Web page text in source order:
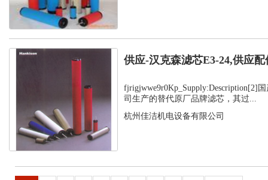
供应-汉克森滤芯E3-24,供应配
fjrigjwwe9r0Kp_Supply:Description[2]
司生产的替代原厂品牌滤芯，其过...
杭州佳洁机电设备有限公司